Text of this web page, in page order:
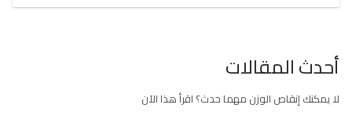
أحدث المقالات
لا يمكنك إنقاص الوزن مهما حدث؟ اقرأ هذا الآن